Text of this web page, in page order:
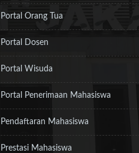
Portal Orang Tua
Portal Dosen
Portal Wisuda
Portal Penerimaan Mahasiswa
Pendaftaran Mahasiswa
Prestasi Mahasiswa